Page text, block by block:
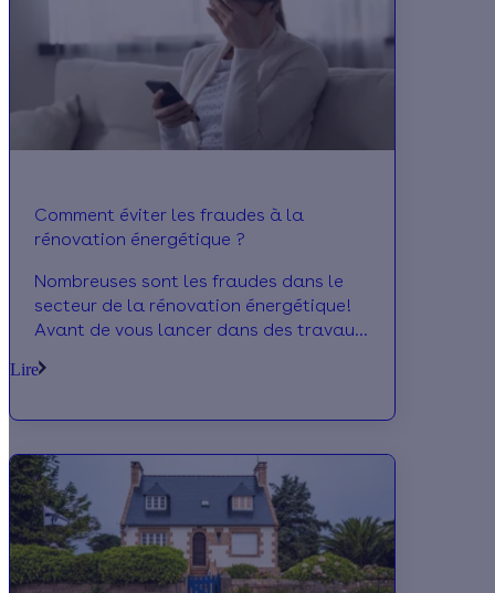
Comment éviter les fraudes à la
rénovation énergétique ?
Nombreuses sont les fraudes dans le
secteur de la rénovation énergétique!
Avant de vous lancer dans des travaux,
téléphonique abusif en passant par des
dissimulés on vous explique tout pour
éviter ces arnaques!
Lire